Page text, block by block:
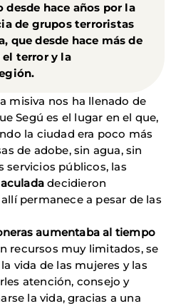
desde hace años por la
de grupos terroristas
que desde hace más de
el terror y la
misiva nos ha llenado de
Segú es el lugar en el que,
la ciudad era poco más
de adobe, sin agua, sin
servicios públicos, las
decidieron
permanece a pesar de las
aumentaba al tiempo
recursos muy limitados, se
vida de las mujeres y las
atención, consejo y
la vida, gracias a una